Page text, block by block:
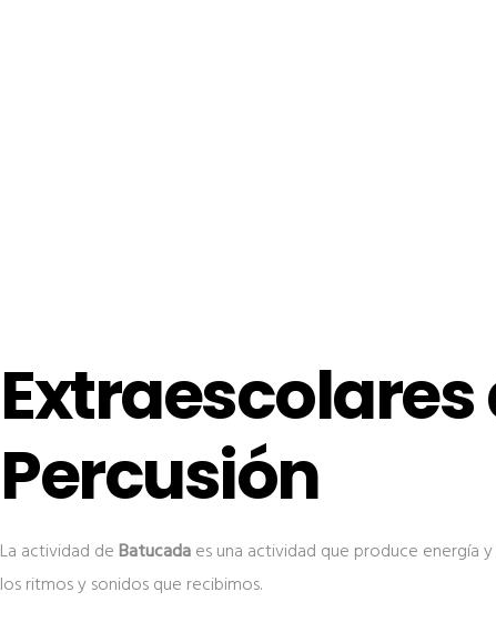
Percusión
La actividad deBatucadaes una actividad que produce energía
los ritmos y sonidos que recibimos.